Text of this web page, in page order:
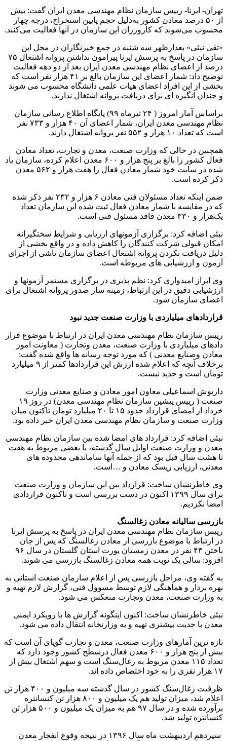
تهران- ایرنا- رییس سازمان نظام مهندسی معدن ایران گفت: بیش
از ۵۰ درصد معادن کشور به‌دلیل حجم پایین استخراج، درجه چهار
محسوب می‌شوند که کارورزان این سازمان در آنها فعالیت می‌کنند.
«تقی نبئی» بعدازظهر سه شنبه در جمع خبرنگاران در محل این
سازمان در پاسخ به پرسش ایرنا پیرامون نداشتن پروانه اشتغال ۷۵
درصد از اعضای نظام مهندسی معدن ایران بعد از دو دهه فعالیت
توضیح داد: شمار اعضای این سازمان بالغ بر ۴۱ هزار نفر است که
بخشی از این افراد اعضای هیات علمی دانشگاه محسوب می شوند
و چندان انگیزه ای برای دریافت پروانه اشتغال ندارند.
براساس آمار امروز ( ۲۴ تیرماه ۹۹) پایگاه اطلاع رسانی سازمان
نظام مهندسی معدن ایران، شمار اعضای آن ۴۰ هزار و ۷۳۳ نفر
است که تعداد ۱۰ هزار و ۵۵۲ نفر پروانه اشتغال دارند.
همچنین در حالی که وزارت صنعت، معدن و تجارت، تعداد معادن
فعال کشور را بالغ بر پنج هزار و ۶۰۰ معدن اعلام کرده، سازمان یاد
شده در سایت خود شمار معادن فعال را هفت هزار و ۵۶۲ معدن
ذکر کرده است.
ضمن اینکه تعداد مسئولان فنی معادن ۶ هزار و ۲۳۲ نفر ذکر شده
که در مقایسه با شمار معادن فعال ثبت شده این سازمان تعداد
یک‌هزار و ۳۳۰ معدن فاقد مسئول فنی است.
نبئی اضافه کرد: برگزاری آزمونهای ارزیابی و شرایط سختگیرانه
امکان قبولی شرکت کنندگان را کاهش داده و در واقع بخشی از
دلیل دریافت نکردن پروانه اشتغال اعضای سازمان ناشی از اجرای
آزمون و ارزشیابی های مربوطه است.
وی ابراز امیدواری کرد: نظم پذیری در برگزاری مستمر آزمونها و
ارزشیابی دقیق در این ارتباط، زمینه ساز صدور پروانه اشتغال برای
اعضای سازمان شود.
قراردادهای میلیاردی با وزارت صنعت جدید نبود
رییس سازمان نظام مهندسی معدن ایران در ارتباط با موضوع قرار
دادهای میلیاردی با وزارت صنعت، معدن وتجارت ( معاونت امور
معادن وصنایع معدنی ) که مورد توجه رسانه ها واقع شده گفت:
برخلاف آنچه که اعلام شده ارزش این قراردادها کمتر از ۹ میلیارد
تومان است و جدید نیست.
داریوش اسماعیلی معاون امور معادن و صنایع معدنی وزارت
صنعت ( رییس پیشین سازمان نظام مهندسی معدن) در روز ۱۹
خرداد از امضای قرارداد حدود ۱۵ تا ۲۰ میلیارد تومان تاکنون میان
وزارت صنعت و سازمان نظام مهندسی معدن ایران خبر داده بود.
نبئی اضافه کرد: قرارداد های امضا شده بین سازمان نظام مهندسی
معدن و وزارت صنعت اوایل سال گذشته، یا بعضی مربوط به هفت
تا هشت سال قبل بود که از جمله آنها ساماندهی محدوده های
معدنی، ارزیابی ریسک معادن و …است.
وی خاطرنشان ساخت: قرارداد بین این سازمان و وزارت صنعت
برای سال ۱۳۹۹ اکنون در دست بررسی است و تاکنون قراردادی
امضا نکردیم.
بازرسی سالیانه معادن زغالسنگ
رییس سازمان نظام مهندسی معدن ایران در پاسخ به پرسش ایرنا
در ارتباط با موضوع بازرسی از معادن زغالسنگ که پس از جان
باختن ۴۳ نفر در معدن زمستان یورت استان گلستان در سال ۹۶
افزود: سالی یک نوبت همه معادن زغالسنگ بازرسی می شوند.
به گفته وی، مراحل بازرسی پس از اعلام سازمان صنعت استانی به
بهره بردار و هماهنگی لازم توسط مسوول فنی، گزارش لازم تهیه و
به وزارت صنعت، معدن وتجارت منعکس می شود.
نبئی خاطرنشان ساخت: اکنون اینگونه گزارش ها با رویکرد ایمنی
معدن با جدیت بیشتری تهیه و به وزارتخانه انتقال داده می شود.
تازه ترین آمارهای وزارت صنعت، معدن و تجارت گویای آن است که
بیش از پنج هزار و ۶۰۰ معدن فعال درسطح کشور وجود دارد که
تعداد ۱۱۵ معدن مربوط به زغال‌سنگ است و سهم اشتغال بیش از
۱۷ هزار نفری را به خود اختصاص داده اند.
ظرفیت زغال‌سنگ کشور در سال گذشته سه میلیون و ۴۰۰ هزار تن
اعلام شد، میزان تولید هم یک میلیون و ۸۰۰ هزار تن کنسانتره
برآورده شده و در سال ۹۷ هم به میزان یک میلیون و ۵۰۰ هزار تن
کنسانتره تولید شد.
سیزدهم اردیبهشت ماه سال ۱۳۹۶ در نتیجه وقوع انفجار معدن